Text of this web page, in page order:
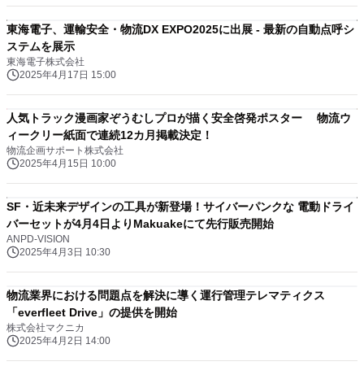
東海電子、運輸安全・物流DX EXPO2025に出展 - 最新の自動点呼シ
ステムを展示
東海電子株式会社
2025年4月17日 15:00
人気トラック漫画家ぞうむしプロが描く安全啓発ポスター 物流ウ
ィークリー紙面で連続12カ月掲載決定！
物流企画サポート株式会社
2025年4月15日 10:00
SF・近未来デザインの工具が新登場！サイバーパンクな 電動ドライ
バーセットが4月4日よりMakuakeにて先行販売開始
ANPD-VISION
2025年4月3日 10:30
物流業界における問題点を解決に導く運行管理テレマティクス
「everfleet Drive」の提供を開始
株式会社マクニカ
2025年4月2日 14:00